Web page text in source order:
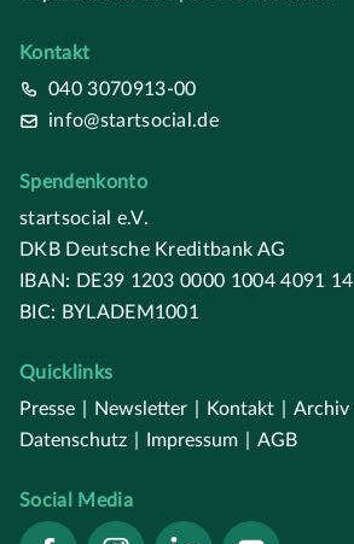
Kontakt
040 3070913-00
info@startsocial.de
Spendenkonto
startsocial e.V.
DKB Deutsche Kreditbank AG
IBAN: DE39 1203 0000 1004 4091 14
BIC: BYLADEM1001
Quicklinks
Presse
Newsletter Kontakt Archiv
Datenschutz
Impressum AGB
Social Media